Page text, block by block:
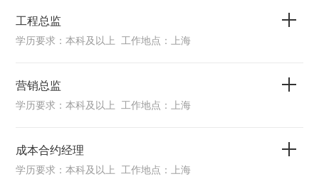
工程总监
学历要求：本科及以上 工作地点：上海
营销总监
学历要求：本科及以上 工作地点：上海
成本合约经理
学历要求：本科及以上 工作地点：上海